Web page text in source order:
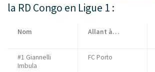
la RD Congo en Ligue 1 :
Nom Allant à…
#1 Giannelli
Imbula
FC Porto